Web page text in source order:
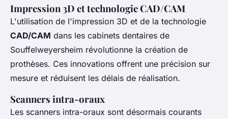
Impression 3D et technologie CAD/CAM
L'utilisation de l'impression 3D et de la technologie
CAD/CAM dans les cabinets dentaires de
Souffelweyersheim révolutionne la création de
prothèses. Ces innovations offrent une précision sur
mesure et réduisent les délais de réalisation.
Scanners intra-oraux
Les scanners intra-oraux sont désormais courants